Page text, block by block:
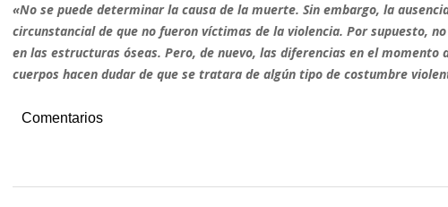
«No se puede determinar la causa de la muerte. Sin embargo, la
circunstancial de que no fueron víctimas de la violencia. Por supuesto,
en las estructuras óseas. Pero, de nuevo, las diferencias en el
cuerpos hacen dudar de que se tratara de algún tipo de costumbre
Comentarios